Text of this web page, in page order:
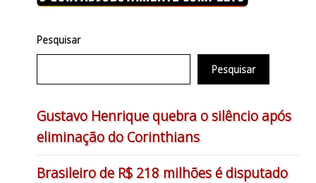
Pesquisar
Pesquisar
Gustavo Henrique quebra o silêncio após
eliminação do Corinthians
Brasileiro de R$ 218 milhões é disputado